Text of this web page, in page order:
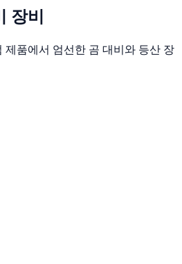
장비
품에서 엄선한 곰 대비와 등산 장